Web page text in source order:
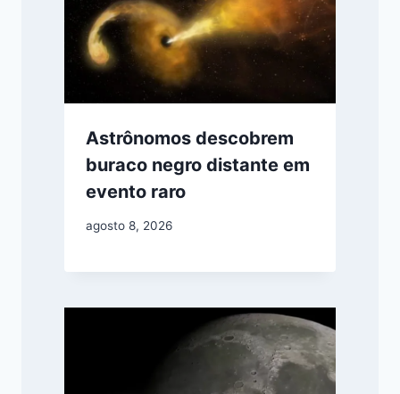
Astrônomos descobrem
buraco negro distante em
evento raro
agosto 8, 2026